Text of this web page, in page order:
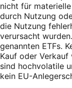
nicht für
durch Nutzung
die Nutzung
verursacht
genannten ETFs.
Kauf oder
sind hochvolatile
kein EU-